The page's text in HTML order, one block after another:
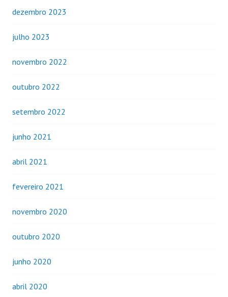
dezembro 2023
julho 2023
novembro 2022
outubro 2022
setembro 2022
junho 2021
abril 2021
fevereiro 2021
novembro 2020
outubro 2020
junho 2020
abril 2020